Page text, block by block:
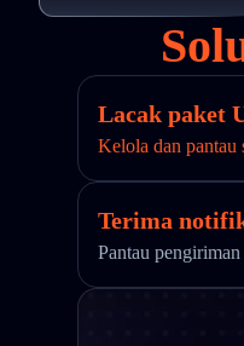
Lacak paket
Kelola dan pantau
Terima
Pantau